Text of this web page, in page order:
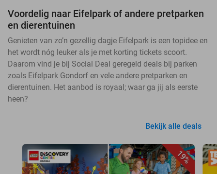
Voordelig naar Eifelpark of andere pretparken
en dierentuinen
Genieten van zo’n gezellig dagje Eifelpark is een topidee en
het wordt nóg leuker als je met korting tickets scoort.
Daarom vind je bij Social Deal geregeld deals bij parken
zoals Eifelpark Gondorf en vele andere pretparken en
dierentuinen. Het aanbod is royaal; waar ga jij als eerste
heen?
Bekijk alle deals
19%